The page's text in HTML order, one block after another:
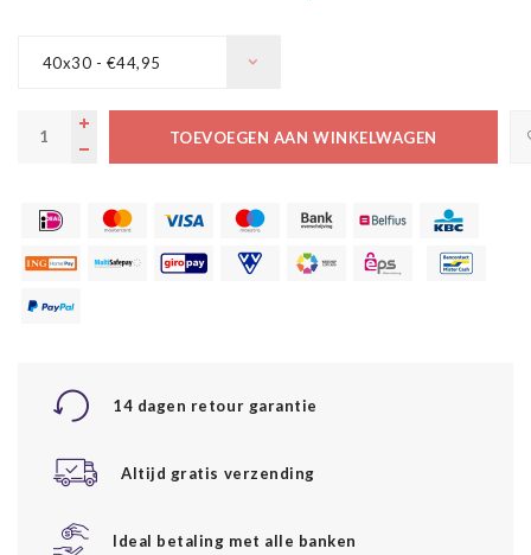
40x30 - €44,95
TOEVOEGEN AAN WINKELWAGEN
14 dagen retour garantie
Altijd gratis verzending
Ideal betaling met alle banken